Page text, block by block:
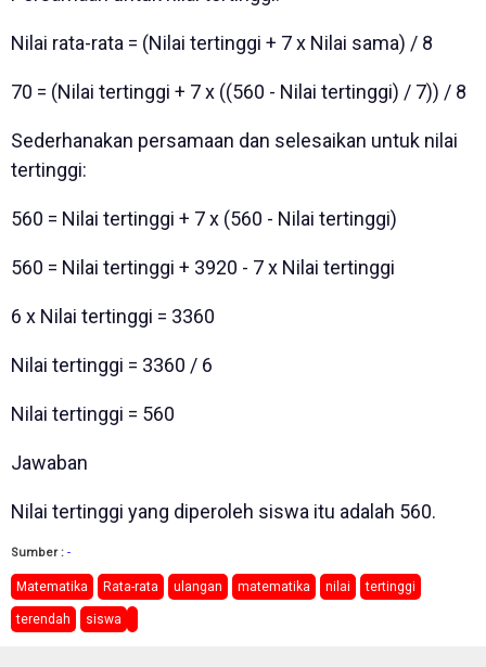
Nilai rata-rata = (Nilai tertinggi + 7 x Nilai sama) / 8
70 = (Nilai tertinggi + 7 x ((560 - Nilai tertinggi) / 7)) / 8
Sederhanakan persamaan dan selesaikan untuk nilai
tertinggi:
560 = Nilai tertinggi + 7 x (560 - Nilai tertinggi)
560 = Nilai tertinggi + 3920 - 7 x Nilai tertinggi
6 x Nilai tertinggi = 3360
Nilai tertinggi = 3360 / 6
Nilai tertinggi = 560
Jawaban
Nilai tertinggi yang diperoleh siswa itu adalah 560.
Sumber : -
Matematika Rata-rata ulangan matematika nilai tertinggi
terendah siswa